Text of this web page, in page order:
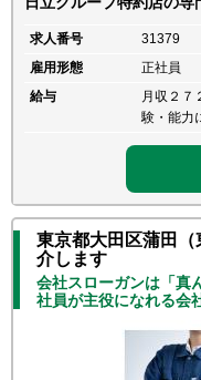
求人番号
31379
雇用形態
正社員
給与
月収２７
験・能力
東京都大田区蒲田
介します
会社スローガンは「真
社員が主役になれる会